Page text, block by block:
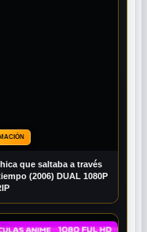
que saltaba a través
(2006) DUAL 1080P